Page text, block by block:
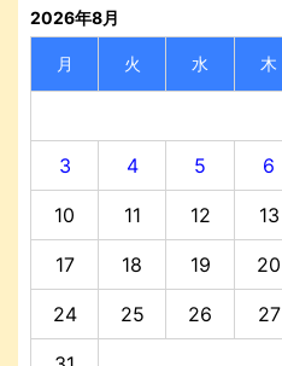
2026年8月
月 火 水 木
3 4 5 6
10 11 12 13
17 18 19 20
24 25 26 27